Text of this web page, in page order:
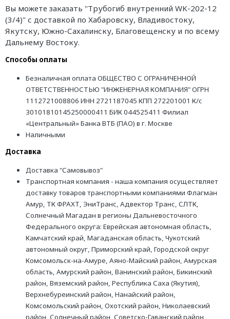
Вы можете заказать "Трубогиб внутренний WK-202-12
(3/4)" с доставкой по Хабаровску, Владивостоку,
Якутску, Южно-Сахалинску, Благовещенску и по всему
Дальнему Востоку.
Способы оплаты
Безналичная оплата ОБЩЕСТВО С ОГРАНИЧЕННОЙ
ОТВЕТСТВЕННОСТЬЮ "ИНЖЕНЕРНАЯ КОМПАНИЯ" ОГРН
1112721008806 ИНН 2721187045 КПП 272201001 К/с
30101810145250000411 БИК 044525411 Филиал
«Центральный» Банка ВТБ (ПАО) в г. Москве
Наличными
Доставка
Доставка "Самовывоз"
Транспортная компания - наша компания осуществляет
доставку товаров транспортными компаниями Флагман
Амур, ТК ФРАХТ, ЭниТранс, Адвектор Транс, СЛТК,
Солнечный Магадан в регионы Дальневосточного
Федерального округа: Еврейская автономная область,
Камчатский край, Магаданская область, Чукотский
автономный округ, Приморский край, Городской округ
Комсомольск-на-Амуре, Аяно-Майский район, Амурская
область, Амурский район, Ванинский район, Бикинский
район, Вяземский район, Республика Саха (Якутия),
Верхнебуреинский район, Нанайский район,
Комсомольский район, Охотский район, Николаевский